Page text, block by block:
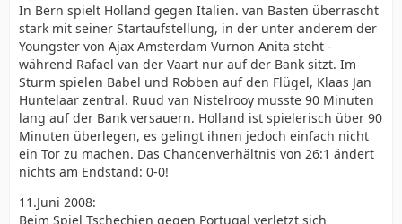
In Bern spielt Holland gegen Italien. van Basten überrascht
stark mit seiner Startaufstellung, in der unter anderem der
Youngster von Ajax Amsterdam Vurnon Anita steht -
während Rafael van der Vaart nur auf der Bank sitzt. Im
Sturm spielen Babel und Robben auf den Flügel, Klaas Jan
Huntelaar zentral. Ruud van Nistelrooy musste 90 Minuten
lang auf der Bank versauern. Holland ist spielerisch über 90
Minuten überlegen, es gelingt ihnen jedoch einfach nicht
ein Tor zu machen. Das Chancenverhältnis von 26:1 ändert
nichts am Endstand: 0-0!
11.Juni 2008:
Beim Spiel Tschechien gegen Portugal verletzt sich